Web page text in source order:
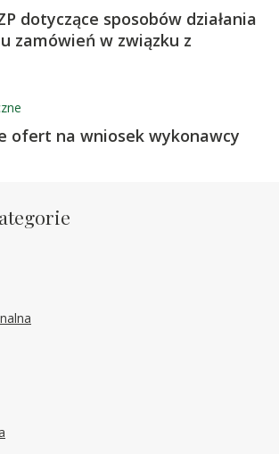
dotyczące sposobów działania
zamówień w związku z
ofert na wniosek wykonawcy